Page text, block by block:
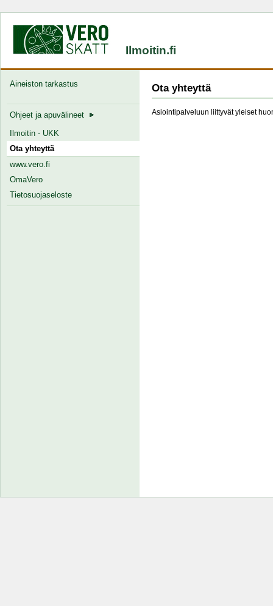
Ilmoitin.fi
Aineiston tarkastus
Ohjeet ja apuvälineet
Ilmoitin - UKK
Ota yhteyttä
www.vero.fi
OmaVero
Tietosuojaseloste
Ota yhteyttä
Asiointipalveluun liittyvät yleiset